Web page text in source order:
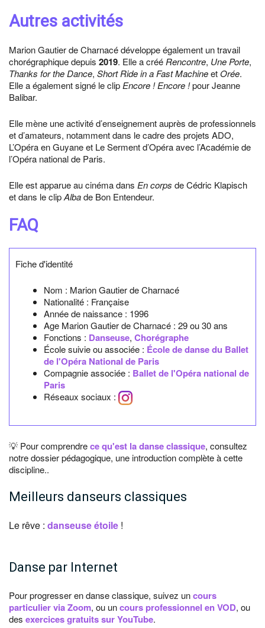
Autres activités
Marion Gautier de Charnacé développe également un travail
chorégraphique depuis 2019. Elle a créé Rencontre, Une Porte,
Thanks for the Dance, Short Ride in a Fast MachineetOrée.
Elle a également signé le clip Encore ! Encore !pour Jeanne
Balibar.
Elle mène une activité d’enseignement auprès de professionnels
et d’amateurs, notamment dans le cadre des projets ADO,
L’Opéra en Guyane et Le Serment d’Opéra avec l’Académie de
l’Opéra national de Paris.
Elle est apparue au cinéma dans En corps de Cédric Klapisch
et dans le clipAlbade Bon Entendeur.
FAQ
Fiche d'identité
Nom : Marion Gautier de Charnacé
Nationalité : Française
Année de naissance : 1996
Age Marion Gautier de Charnacé : 29 ou 30 ans
Fonctions : Danseuse, Chorégraphe
École suivie ou associée : École de danse du Ballet
de l'Opéra National de Paris
Compagnie associée : Ballet de l'Opéra national de
Paris
Réseaux sociaux :
💡 Pour comprendrece qu'est la danse classique, consultez
notre dossier pédagogique, une introduction complète à cette
discipline..
Meilleurs danseurs classiques
Le rêve : danseuse étoile !
Danse par Internet
Pour progresser en danse classique, suivez uncours
particulier via Zoom, ou uncours professionnel en VOD, ou
des exercices gratuits sur YouTube.